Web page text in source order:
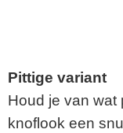
Pittige variant
Houd je van wat
knoflook een